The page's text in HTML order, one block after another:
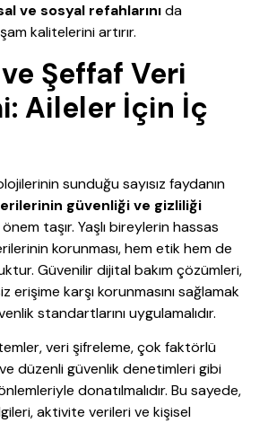
ve sosyal refahlarınıda
kalitelerini artırır.
Şeffaf Veri
Aileler İçin İç
sunduğu sayısız faydanın
güvenliği ve gizliliği
taşır. Yaşlı bireylerin hassas
korunması, hem etik hem de
Güvenilir dijital bakım çözümleri,
erişime karşı korunmasını sağlamak
standartlarını uygulamalıdır.
veri şifreleme, çok faktörlü
düzenli güvenlik denetimleri gibi
donatılmalıdır. Bu sayede,
aktivite verileri ve kişisel